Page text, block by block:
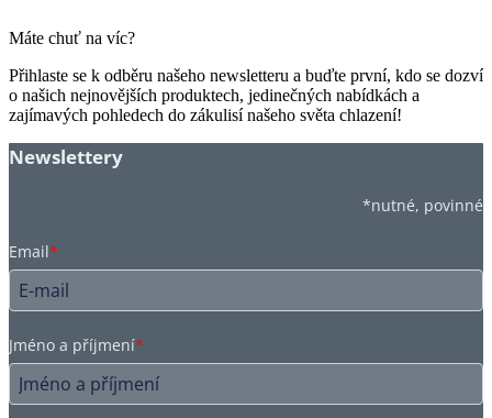
Máte chuť na víc?
Přihlaste se k odběru našeho newsletteru a buďte první, kdo se dozví
o našich nejnovějších produktech, jedinečných nabídkách a
zajímavých pohledech do zákulisí našeho světa chlazení!
Newslettery
*nutné, povinné
Email*
Jméno a příjmení*